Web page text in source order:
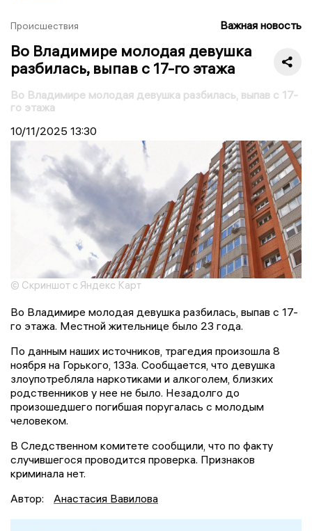
Происшествия Важная новость
Во Владимире молодая девушка
разбилась, выпав с 17-го этажа
Во Владимире молодая девушка разбилась, выпав с 17-
го этажа
10/11/2025 13:30
© Скриншот с Яндекс Карт
Во Владимире молодая девушка разбилась, выпав с 17-
го этажа. Местной жительнице было 23 года.
По данным наших источников, трагедия произошла 8
ноября на Горького, 133а. Сообщается, что девушка
злоупотребляла наркотиками и алкоголем, близких
родственников у нее не было. Незадолго до
произошедшего погибшая поругалась с молодым
человеком.
В Следственном комитете сообщили, что по факту
случившегося проводится проверка. Признаков
криминала нет.
Автор:
Анастасия Вавилова